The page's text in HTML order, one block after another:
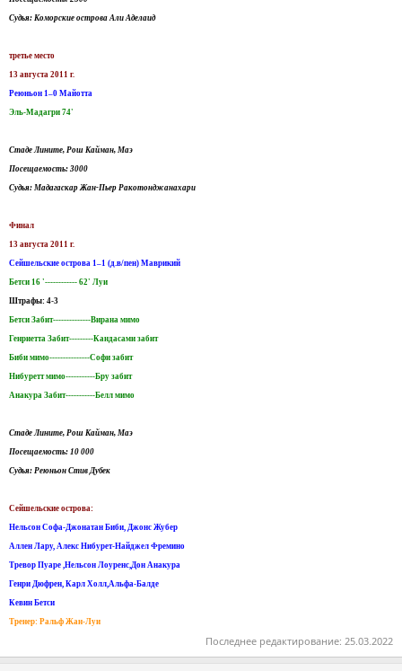
Судья: Коморские острова Али Аделаид
третье место
13 августа 2011 г.
Реюньон 1–0 Майотта
Эль-Мадагри 74'
Стаде Лините, Рош Кайман, Маэ
Посещаемость: 3000
Судья: Мадагаскар Жан-Пьер Ракотонджанахари
Финал
13 августа 2011 г.
Сейшельские острова 1–1 (д.в/пен) Маврикий
Бетси 16 '------------ 62' Луи
Штрафы: 4-3
Бетси Забит--------------Вирана мимо
Генриетта Забит---------Кандасами забит
Биби мимо---------------Софи забит
Нибуретт мимо-----------Бру забит
Анакура Забит-----------Белл мимо
Стаде Лините, Рош Кайман, Маэ
Посещаемость: 10 000
Судья: Реюньон Стив Дубек
Сейшельские острова:
Нельсон Софа-Джонатан Биби, Джонс Жубер
Аллен Лару, Алекс Нибурет-Найджел Фремино
Тревор Пуаре ,Нельсон Лоуренс,Дон Анакура
Генри Дюфрен, Карл Холл,Альфа-Балде
Кевин Бетси
Тренер: Ральф Жан-Луи
Последнее редактирование: 25.03.2022